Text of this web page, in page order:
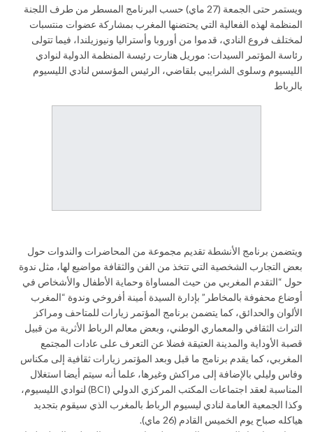
ويستمر حتى الجمعة (27 ماي) حسب البرنامج المسطر من طرف اللجنة
المنظمة لهذه الفعالية التي يحتضنها المغرب بمشاركة عضوات منتسبات
لمختلف فروع النادي، قدموا من أوروبا وأستراليا ونيوزيلندا، فيما تتولى
رئاسة المؤتمر السيدات: موريل هنارت رئيسة المنظمة الدولية لنوادي
الليسيوم وسلوى الشرايبي بلقاضي، الرئيس المؤسس لنادي الليسيوم
بالرباط
ويتضمن برنامج الأنشطة تقديم مجموعة من المحاضرات والندوات حول
بعض التجارب الشخصية التي تتخذ من الفن والثقافة مواضيع لها، مثل ندوة
حول “التقدم المغربي من حيث المساواة وحماية الأطفال والأشخاص في
أوضاع محفوفة بالمخاطر” بإدارة السيدة أمينة أفروخي وندوة “المغرب
الألوان والحدائق، كما يتضمن برنامج المؤتمر زيارات للمتاحف ومراكز
التراث الثقافي والمعماري الوطني، وبعض معالم الرباط الأثرية من قبيل
قصبة الأوداية والمدينة العتيقة فضلا عن التعرف على عادات المجتمع
المغربي، كما يقدم برنامج ما قبل وبعد المؤتمر زيارات ثقافية إلى مكناس
وفاس وليلي بالإضافة إلى مراكش وغيرها، علما أنه سيتم أيضا استغلال
المناسبة لعقد اجتماعات المكتب المركزي الدولي (BCI) لنوادي الليسيوم،
وكذا الجمعية العامة لنادي ليسيوم الرباط بالمغرب الذي سيقوم بتجديد
هياكله صباح يوم الخميس القادم (26 ماي).